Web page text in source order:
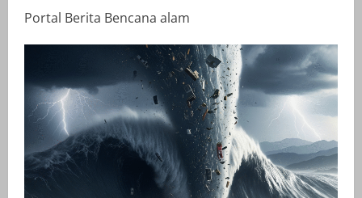
Portal Berita Bencana alam